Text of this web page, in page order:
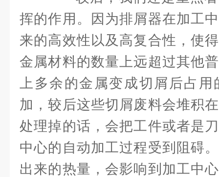
挥的作用。因为排屑器在加工
来的高效性以及高复合性，使
金属材料的数量上远超过其他
上多余的金属变成切屑后占
加，较后这些切屑废料会堆积
处理掉的话，会把工件或者是
中心的自动加工过程受到阻碍
出来的热量，会影响到加工中